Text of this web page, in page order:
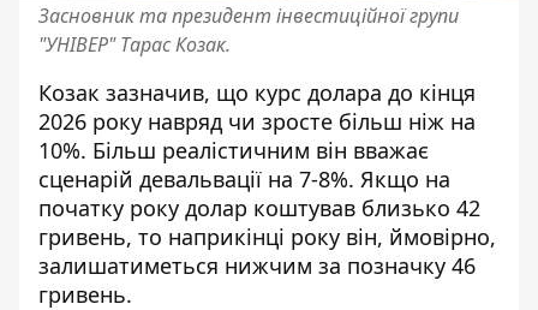
Засновник та президент інвестиційної групи
"УНІВЕР" Тарас Козак.
Козак зазначив, що курс долара до кінця
2026 року навряд чи зросте більш ніж на
10%. Більш реалістичним він вважає
сценарій девальвації на 7-8%. Якщо на
початку року долар коштував близько 42
гривень, то наприкінці року він, ймовірно,
залишатиметься нижчим за позначку 46
гривень.